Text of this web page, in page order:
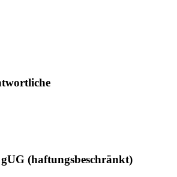
(haftungsbeschränkt)